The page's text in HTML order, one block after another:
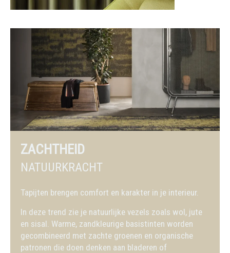
ZACHTHEID
NATUURKRACHT
Tapijten brengen comfort en karakter in je interieur.
In deze trend zie je natuurlijke vezels zoals wol, jute
en sisal. Warme, zandkleurige basistinten worden
gecombineerd met zachte groenen en organische
patronen die doen denken aan bladeren of